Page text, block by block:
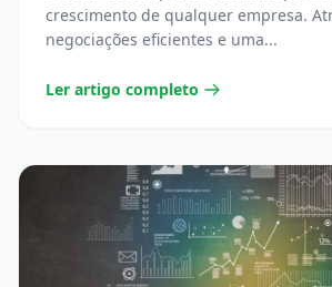
crescimento de qualquer empresa.
negociações eficientes e uma...
Ler artigo completo